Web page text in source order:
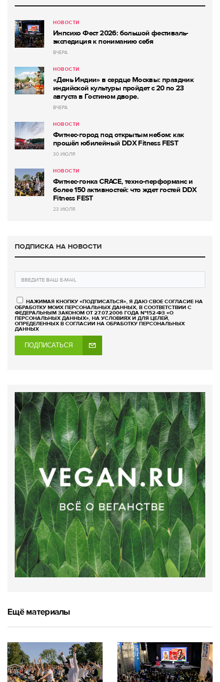
НОВОСТИ
Инпсихо Фест 2026: большой фестиваль-
экспедиция к пониманию себя
ВЧЕРА
НОВОСТИ
«День Индии» в сердце Москвы: праздник
индийской культуры пройдет с 20 по 23
августа в Гостином дворе.
ВЧЕРА
НОВОСТИ
Фитнес-город под открытым небом: как
прошёл юбилейный DDX Fitness FEST
30 ИЮЛЯ
НОВОСТИ
Фитнес-гонка CRACE, техно-перформанс и
более 150 активностей: что ждет гостей DDX
Fitness FEST
23 ИЮЛЯ
ПОДПИСКА НА НОВОСТИ
НАЖИМАЯ КНОПКУ «ПОДПИСАТЬСЯ», Я ДАЮ СВОЕ СОГЛАСИЕ НА
ОБРАБОТКУ МОИХ ПЕРСОНАЛЬНЫХ ДАННЫХ, В СООТВЕТСТВИИ С
ФЕДЕРАЛЬНЫМ ЗАКОНОМ ОТ 27.07.2006 ГОДА №152-ФЗ «О
ПЕРСОНАЛЬНЫХ ДАННЫХ», НА УСЛОВИЯХ И ДЛЯ ЦЕЛЕЙ,
ОПРЕДЕЛЕННЫХ В СОГЛАСИИ НА ОБРАБОТКУ ПЕРСОНАЛЬНЫХ
ДАННЫХ
ПОДПИСАТЬСЯ
Ещё материалы